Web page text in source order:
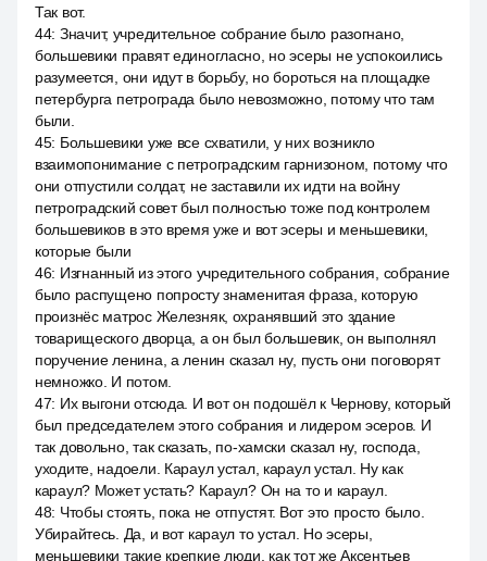
Так вот.
44: Значит, учредительное собрание было разогнано,
большевики правят единогласно, но эсеры не успокоились
разумеется, они идут в борьбу, но бороться на площадке
петербурга петрограда было невозможно, потому что там
были.
45: Большевики уже все схватили, у них возникло
взаимопонимание с петроградским гарнизоном, потому что
они отпустили солдат, не заставили их идти на войну
петроградский совет был полностью тоже под контролем
большевиков в это время уже и вот эсеры и меньшевики,
которые были
46: Изгнанный из этого учредительного собрания, собрание
было распущено попросту знаменитая фраза, которую
произнёс матрос Железняк, охранявший это здание
товарищеского дворца, а он был большевик, он выполнял
поручение ленина, а ленин сказал ну, пусть они поговорят
немножко. И потом.
47: Их выгони отсюда. И вот он подошёл к Чернову, который
был председателем этого собрания и лидером эсеров. И
так довольно, так сказать, по-хамски сказал ну, господа,
уходите, надоели. Караул устал, караул устал. Ну как
караул? Может устать? Караул? Он на то и караул.
48: Чтобы стоять, пока не отпустят. Вот это просто было.
Убирайтесь. Да, и вот караул то устал. Но эсеры,
меньшевики такие крепкие люди, как тот же Аксентьев